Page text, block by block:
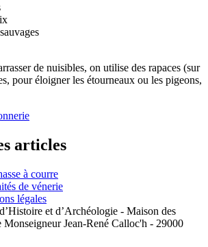
de nuisibles, on utilise des rapaces (sur
pour éloigner les étourneaux ou les pigeons,
articles
à courre
de vénerie
légales
et d’Archéologie - Maison des
Monseigneur Jean-René Calloc'h - 29000